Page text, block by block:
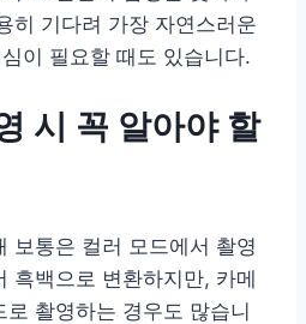
히 기다려 가장 자연스러운
이 필요할 때도 있습니다.
시 꼭 알아야 할
보통은 컬러 모드에서 촬영
흑백으로 변환하지만, 카메
촬영하는 경우도 많습니